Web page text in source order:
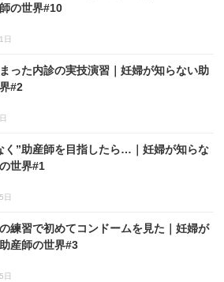
の世界#10
日
った内診の実技演習｜妊婦が知らない助
#2
く”助産師を目指したら…｜妊婦が知らな
世界#1
日
練習で初めてコンドームを見た｜妊婦が
産師の世界#3
日